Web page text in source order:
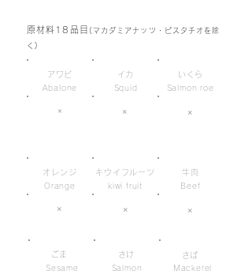
原材料18品目 (マカダミアナッツ・ピスタチオを除
く)
Abalone
×
イカ
Squid
×
Salmon roe
×
アワビ いくら
Orange
×
キウイフルーツ
kiwi fruit
×
オレンジ
Beef
牛肉
×
Sesame
ごま
Salmon
さけ
Mackerel
さば